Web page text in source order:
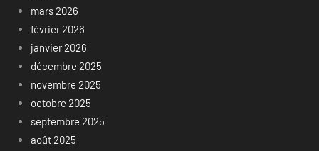
mars 2026
février 2026
janvier 2026
décembre 2025
novembre 2025
octobre 2025
septembre 2025
août 2025